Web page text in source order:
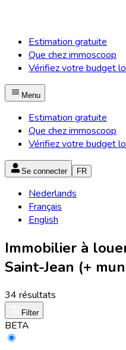
Estimation gratuite
Que chez immoscoop
Vérifiez votre budget
Menu
Estimation gratuite
Que chez immoscoop
Vérifiez votre budget
Se connecter FR
Nederlands
Français
English
Immobilier à
Saint-Jean (+
34 résultats
Filter
BETA